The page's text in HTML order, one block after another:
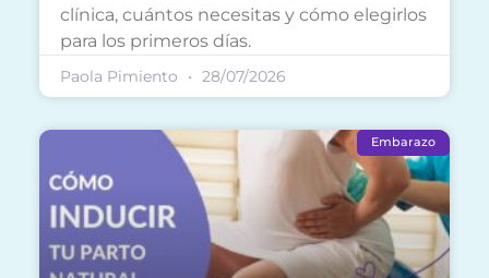
clínica, cuántos necesitas y cómo elegirlos
para los primeros días.
Paola Pimiento 28/07/2026
Embarazo